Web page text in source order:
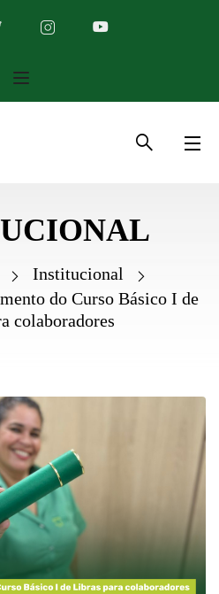
Institucional
do Curso Básico I de
colaboradores